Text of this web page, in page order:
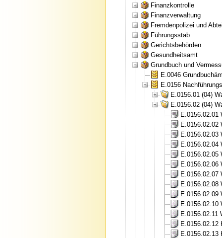
Finanzkontrolle
Finanzverwaltung
Fremdenpolizei und
Führungsstab
Gerichtsbehörden
Gesundheitsamt
Grundbuch und
E.0046
E.0156
E.0156.01 (04)
E.0156.02 (04)
E.0156.02.01
E.0156.02.02
E.0156.02.03
E.0156.02.04
E.0156.02.05
E.0156.02.06
E.0156.02.07
E.0156.02.08
E.0156.02.09
E.0156.02.10
E.0156.02.11
E.0156.02.12
E.0156.02.13